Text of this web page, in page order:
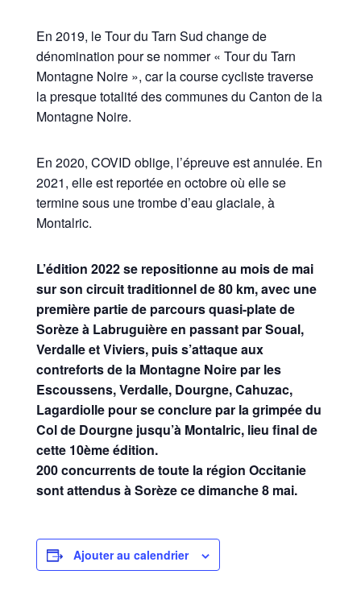
En 2019, le Tour du Tarn Sud change de
dénomination pour se nommer « Tour du Tarn
Montagne Noire », car la course cycliste traverse
la presque totalité des communes du Canton de la
Montagne Noire.
En 2020, COVID oblige, l’épreuve est annulée. En
2021, elle est reportée en octobre où elle se
termine sous une trombe d’eau glaciale, à
Montalric.
L’édition 2022 se repositionne au mois de mai
sur son circuit traditionnel de 80 km, avec une
première partie de parcours quasi-plate de
Sorèze à Labruguière en passant par Soual,
Verdalle et Viviers, puis s’attaque aux
contreforts de la Montagne Noire par les
Escoussens, Verdalle, Dourgne, Cahuzac,
Lagardiolle pour se conclure par la grimpée du
Col de Dourgne jusqu’à Montalric, lieu final de
cette 10ème édition.
200 concurrents de toute la région Occitanie
sont attendus à Sorèze ce dimanche 8 mai.
Ajouter au calendrier